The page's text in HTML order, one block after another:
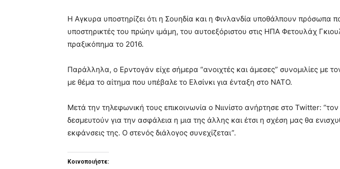
Η Αγκυρα υποστηρίζει ότι η Σουηδία και η Φινλανδία υποθάλπουν πρόσωπα
υποστηρικτές του πρώην ιμάμη, του αυτοεξόριστου στις ΗΠΑ Φετουλάχ
πραξικόπημα το 2016.
Παράλληλα, ο Ερντογάν είχε σήμερα “ανοιχτές και άμεσες” συνομιλίες με
με θέμα το αίτημα που υπέβαλε το Ελσίνκι για ένταξη στο ΝΑΤΟ.
Μετά την τηλεφωνική τους επικοινωνία ο Νιινίστο ανήρτησε στο Twitter:
δεσμευτούν για την ασφάλεια η μια της άλλης και έτσι η σχέση μας θα
εκφάνσεις της. Ο στενός διάλογος συνεχίζεται”.
Κοινοποιήστε: